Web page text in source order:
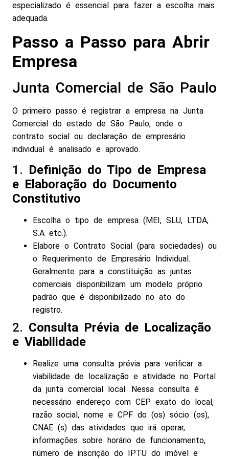
especializado é essencial para fazer a escolha mais
adequada.
Passo a Passo para Abrir
Empresa
Junta Comercial de São Paulo
O primeiro passo é registrar a empresa na Junta
Comercial do estado de São Paulo, onde o
contrato social ou declaração de empresário
individual é analisado e aprovado.
1. Definição do Tipo de Empresa
e Elaboração do Documento
Constitutivo
Escolha o tipo de empresa (MEI, SLU, LTDA,
S.A etc.).
Elabore o Contrato Social (para sociedades) ou
o Requerimento de Empresário Individual.
Geralmente para a constituição as juntas
comerciais disponibilizam um modelo próprio
padrão que é disponibilizado no ato do
registro.
2. Consulta Prévia de Localização
e Viabilidade
Realize uma consulta prévia para verificar a
viabilidade de localização e atividade no Portal
da junta comercial local. Nessa consulta é
necessário endereço com CEP exato do local,
razão social, nome e CPF do (os) sócio (os),
CNAE (s) das atividades que irá operar,
informações sobre horário de funcionamento,
número de inscrição do IPTU do imóvel e